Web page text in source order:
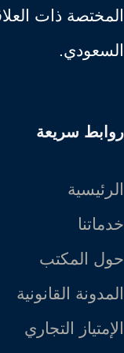
المختصة ذات
السعودي.
روابط سريعة
الرئيسية
خدماتنا
حول المكتب
المدونة القانونية
الإمتياز التجاري